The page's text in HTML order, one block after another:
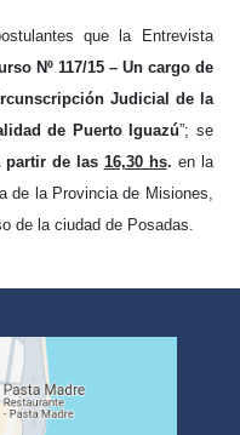
que la Entrevista
Nº 117/15 – Un cargo de
Judicial de la
de Puerto Iguazú”; se
partir de las 16,30 hs. en la
de la Provincia de Misiones,
de la ciudad de Posadas.